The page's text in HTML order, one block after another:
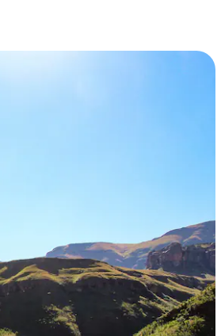
して検索結果を確認することができます。